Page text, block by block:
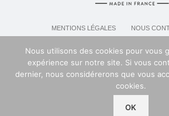
MENTIONS LÉGALES
NOUS
POLITIQUE DE
Espace professionel PEAU D'ANE
Nous utilisons des cookies pour vous
expérience sur notre site. Si vous
dernier, nous considérerons que vous
cookies.
OK